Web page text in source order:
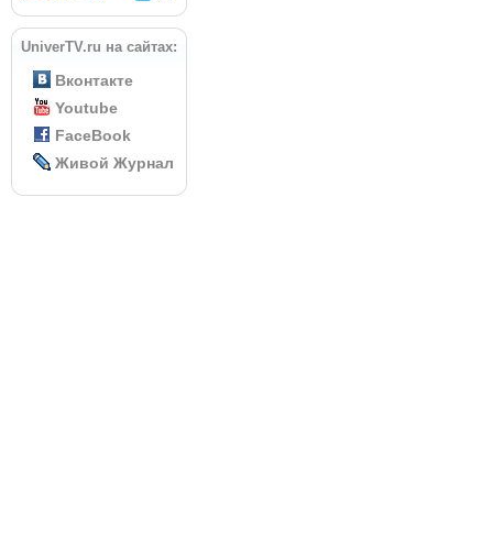
UniverTV.ru на сайтах:
Вконтакте
Youtube
FaceBook
Живой Журнал